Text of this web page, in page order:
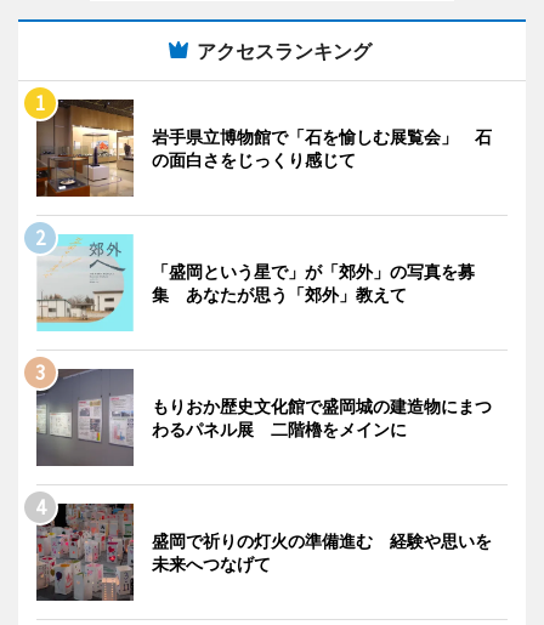
アクセスランキング
岩手県立博物館で「石を愉しむ展覧会」 石
の面白さをじっくり感じて
「盛岡という星で」が「郊外」の写真を募
集 あなたが思う「郊外」教えて
もりおか歴史文化館で盛岡城の建造物にまつ
わるパネル展 二階櫓をメインに
盛岡で祈りの灯火の準備進む 経験や思いを
未来へつなげて